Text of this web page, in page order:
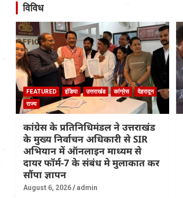
विविध
FEATURED इंडिया उत्तराखंड कांग्रेस
देहरादून
राज्य
कांग्रेस के प्रतिनिधिमंडल ने उत्तराखंड
के मुख्य निर्वाचन अधिकारी से SIR
अभियान में ऑनलाइन माध्यम से
दायर फॉर्म-7 के संबंध मे मुलाकात कर
सौंपा ज्ञापन
August 6, 2026 admin